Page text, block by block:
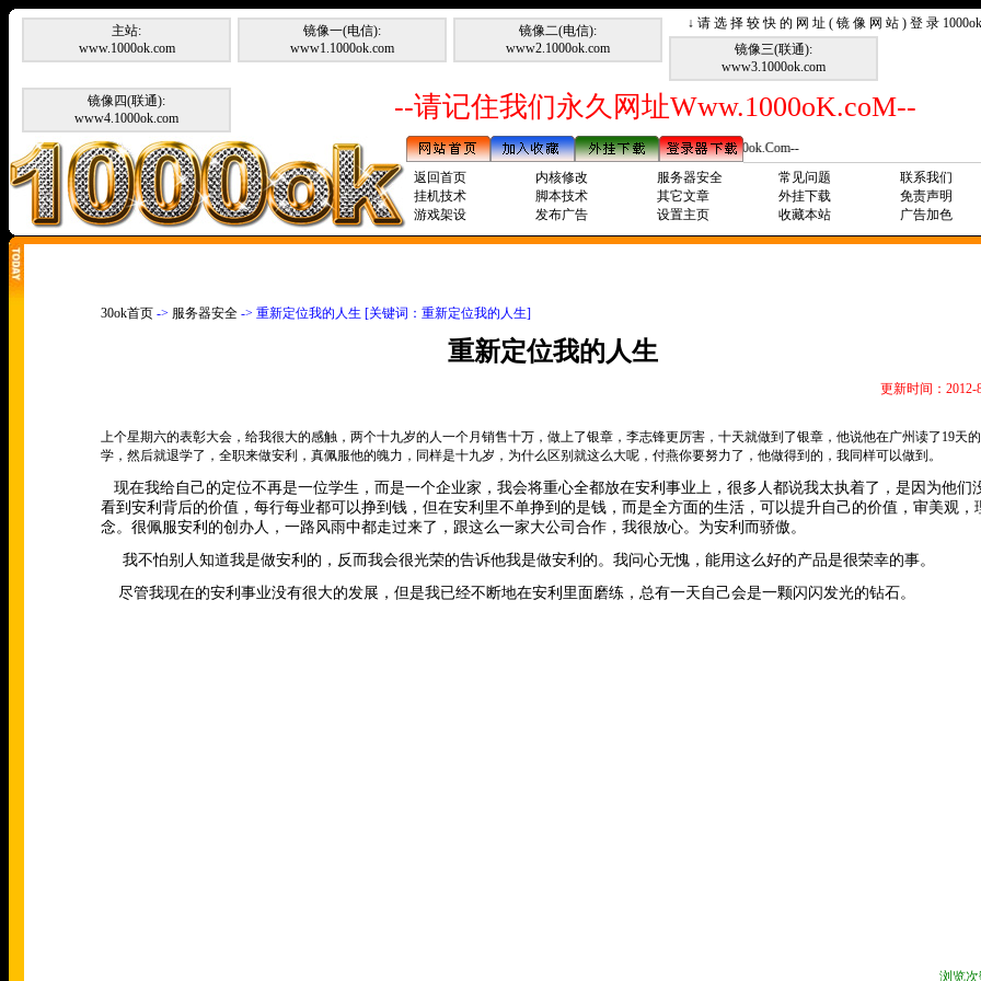
↓ 请 选 择 较 快 的 网 址 ( 镜 像 网 站 ) 登 录
主站:
www.1000ok.com
镜像一(电信):
www1.1000ok.com
镜像二(电信):
www2.1000ok.com
镜像三(联通):
www3.1000ok.com
镜像四(联通):
www4.1000ok.com
--请记住我们永久网址Www.1000oK.coM--
--请记住我们永久网址Www.1000ok.Com--
返回首页
内核修改 服务器安全 常见问题
联系我们
挂机技术
脚本技术 其它文章 外挂下载
免责声明
游戏架设
发布广告 设置主页 收藏本站 广告加色
30ok首页 -> 服务器安全 -> 重新定位我的人生 [关键词：重新定位我的人生]
重新定位我的人生
更新时间：2012-
上个星期六的表彰大会，给我很大的感触，两个十九岁的人一个月销售十万，做上了银章，李志锋更厉害，十天就做到了银章，他说他在广州读了 19天
学，然后就退学了，全职来做安利，真佩服他的魄力，同样是十九岁，为什么区别就这么大呢，付燕你要努力了，他做得到的，我同样可以做到。
现在我给自己的定位不再是一位学生，而是一个企业家，我会将重心全都放在安利事业上，很多人都说我太执着了，是因为他们
看到安利背后的价值，每行每业都可以挣到钱，但在安利里不单挣到的是钱，而是全方面的生活，可以提升自己的价值，审美观，
念。很佩服安利的创办人，一路风雨中都走过来了，跟这么一家大公司合作，我很放心。为安利而骄傲。
我不怕别人知道我是做安利的，反而我会很光荣的告诉他我是做安利的。我问心无愧，能用这么好的产品是很荣幸的事。
尽管我现在的安利事业没有很大的发展，但是我已经不断地在安利里面磨练，总有一天自己会是一颗闪闪发光的钻石。
浏览